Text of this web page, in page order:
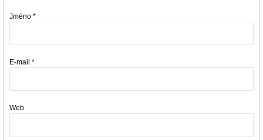
Jméno *
E-mail *
Web